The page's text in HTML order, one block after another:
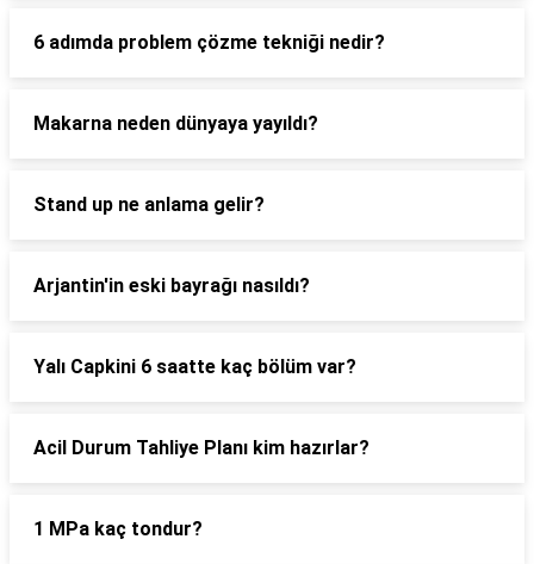
6 adımda problem çözme tekniği nedir?
Makarna neden dünyaya yayıldı?
Stand up ne anlama gelir?
Arjantin'in eski bayrağı nasıldı?
Yalı Capkini 6 saatte kaç bölüm var?
Acil Durum Tahliye Planı kim hazırlar?
1 MPa kaç tondur?